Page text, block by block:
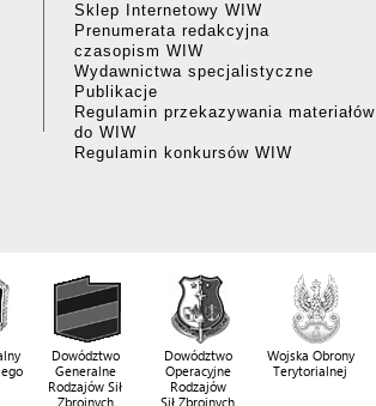
Sklep Internetowy WIW
Prenumerata redakcyjna
czasopism WIW
Wydawnictwa specjalistyczne
Publikacje
Regulamin przekazywania materiałów
do WIW
Regulamin konkursów WIW
Dowództwo
Generalne
Rodzajów Sił
Zbrojnych
Dowództwo
Operacyjne
Rodzajów
Sił Zbrojnych
Wojska Obrony
Terytorialnej